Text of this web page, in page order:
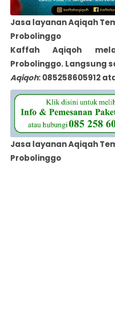
Jasa layanan Aqiqah
Probolinggo
Kaffah Aqiqoh
Probolinggo. Langsung
Aqiqoh: 085258605912
Jasa layanan Aqiqah
Probolinggo